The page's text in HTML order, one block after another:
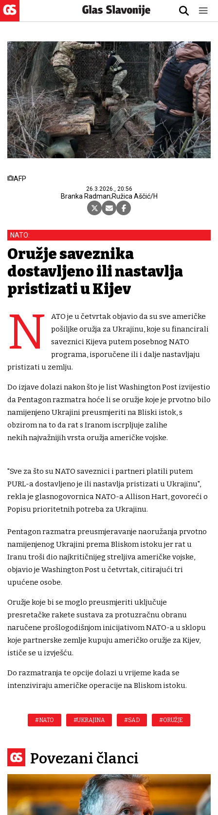
AFP
26.3.2026., 20:56
Branka Radman;Ružica Aščić/H
NATO:
Oružje saveznika
dostavljeno ili nastavlja
pristizati u Kijev
N
ATO je u četvrtak objavio da su sve američke
pošiljke oružja za Ukrajinu, koje su financirali
saveznici Kijeva putem posebnog NATO
programa, isporučene ili i dalje nastavljaju
pristizati u zemlju.
Do izjave dolazi nakon što je list Washington Post izvijestio
da Pentagon razmatra hoće li se oružje koje je prvotno bilo
namijenjeno Ukrajini preusmjeriti na Bliski istok, s
obzirom na to da rat s Iranom iscrpljuje zalihe
nekih najvažnijih vrsta oružja američke vojske.
"Sve za što su NATO saveznici i partneri platili putem
PURL-a dostavljeno je ili nastavlja pristizati u Ukrajinu",
rekla je glasnogovornica NATO-a Allison Hart, govoreći o
Popisu prioritetnih potreba za Ukrajinu.
Pentagon razmatra preusmjeravanje naoružanja prvotno
namijenjenog Ukrajini prema Bliskom istoku jer rat u
Iranu troši dio najkritičnijeg streljiva američke vojske,
objavio je Washington Post u četvrtak, citirajući tri
upućene osobe.
Oružje koje bi se moglo preusmjeriti uključuje
presretačke rakete sustava za protuzračnu obranu
naručene prošlogodišnjom inicijativom NATO-a u sklopu
koje partnerske zemlje kupuju američko oružje za Kijev,
ističe se u izvješću.
Do razmatranja te opcije dolazi u vrijeme kada se
intenziviraju američke operacije na Bliskom istoku.
#NATO #UKRAJINA #SAD #ORUŽJE
Povezani članci